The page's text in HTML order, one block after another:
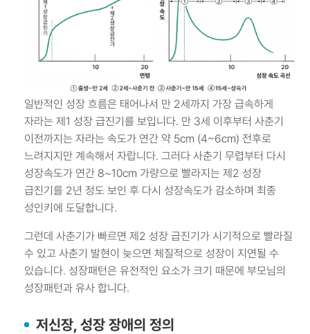
일반적인 성장 흐름은 태어나서 만 2세까지 가장 급속하게
자라는 제1 성장 급진기를 보입니다. 만 3세 이후부터 사춘기
이전까지는 자라는 속도가 연간 약 5cm (4~6cm) 전후로
느려지지만 계속해서 자랍니다. 그러다 사춘기 무렵부터 다시
성장속도가 연간 8~10cm 가량으로 빨라지는 제2 성장
급진기를 2년 정도 보인 후 다시 성장속도가 감소하며 최종
성인키에 도달합니다.
그런데 사춘기가 빠르면 제2 성장 급진기가 시기적으로 빨라질
수 있고 사춘기 발현이 늦으면 체질적으로 성장이 지연될 수
있습니다. 성장패턴은 유전적인 요소가 크기 때문에 부모님의
성장패턴과 유사 합니다.
저신장, 성장 장애의 정의